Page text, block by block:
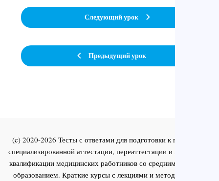
Предыдущий урок
Следующий урок
(c) 2020-2026 Тесты с ответами для подготовки к первичной
специализированной аттестации, переаттестации и повышения
квалификации медицинских работников со средним и высшим
образованием. Краткие курсы с лекциями и методическими